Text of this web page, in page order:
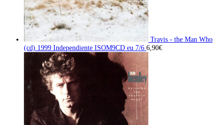
Travis - the Man Who
(cd) 1999 Independiente ISOM9CD eu 7/6 6,90€